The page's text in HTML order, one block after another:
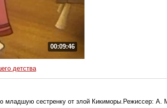
00:09:46
детства
младшую сестренку от злой Кикиморы.Режиссер: А.